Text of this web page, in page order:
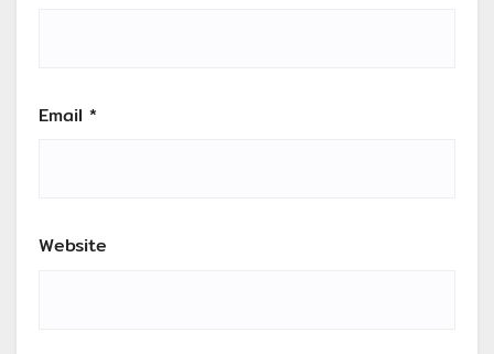
Email *
Website